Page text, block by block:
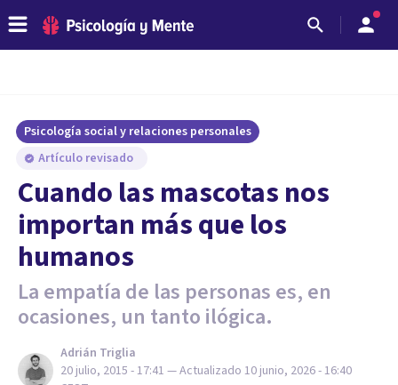
Psicología social y relaciones personales
Artículo revisado
​Cuando las mascotas nos
importan más que los
humanos
La empatía de las personas es, en
ocasiones, un tanto ilógica.
Adrián Triglia
20 julio, 2015 - 17:41 — Actualizado 10 junio, 2026 - 16:40